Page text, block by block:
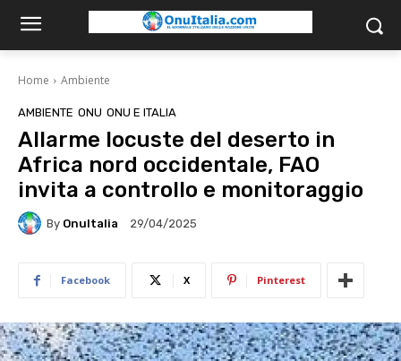
Home Ambiente
AMBIENTE ONU ONU E ITALIA
Allarme locuste del deserto in
Africa nord occidentale, FAO
invita a controllo e monitoraggio
By OnuItalia 29/04/2025
Facebook X Pinterest